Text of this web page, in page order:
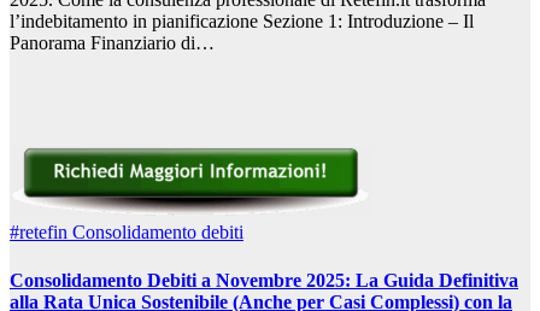
l’indebitamento in pianificazione Sezione 1: Introduzione – Il
Panorama Finanziario di…
#retefin Consolidamento debiti
Consolidamento Debiti a Novembre 2025: La Guida Definitiva
alla Rata Unica Sostenibile (Anche per Casi Complessi) con la